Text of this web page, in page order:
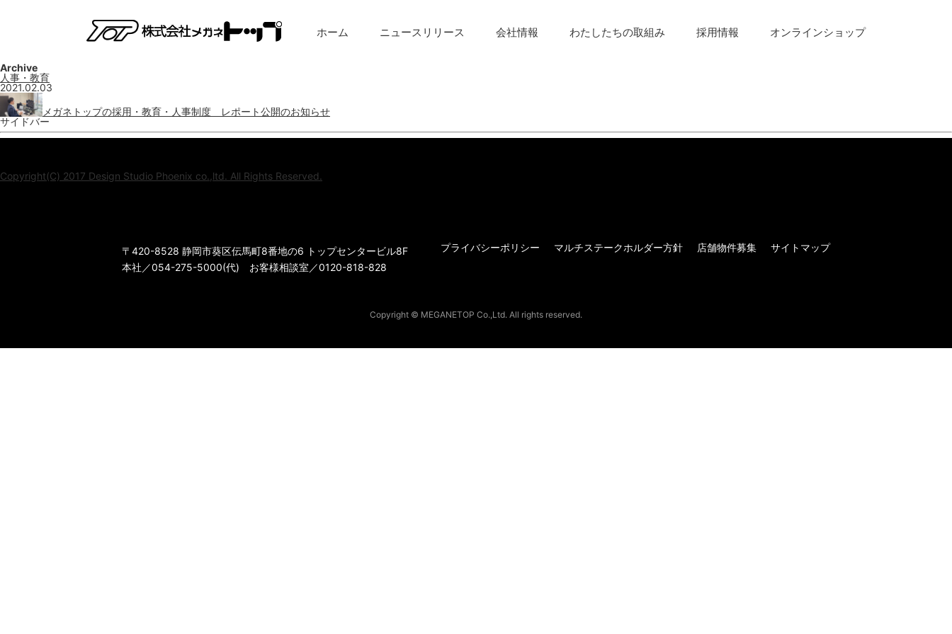
ホーム ニュースリリース 会社情報 わたしたちの取組み 採用情報 オンラインショップ
Archive
人事・教育
2021.02.03
メガネトップの採用・教育・人事制度 レポート公開のお知らせ
サイドバー
Copyright(C) 2017 Design Studio Phoenix co.,ltd. All Rights Reserved.
プライバシーポリシー マルチステークホルダー方針 店舗物件募集 サイトマップ
〒420-8528 静岡市葵区伝馬町8番地の6 トップセンタービル8F
本社／054-275-5000(代) お客様相談室／0120-818-828
Copyright © MEGANETOP Co.,Ltd. All rights reserved.